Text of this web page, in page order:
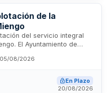
de asistencia y
especial de ejecución.
de la
del servicio integral
El Ayuntamiento de
del servicio de
conforme a las
sometido a la Ley
una duración de un año
05/08/2026
En Plazo
20/08/2026